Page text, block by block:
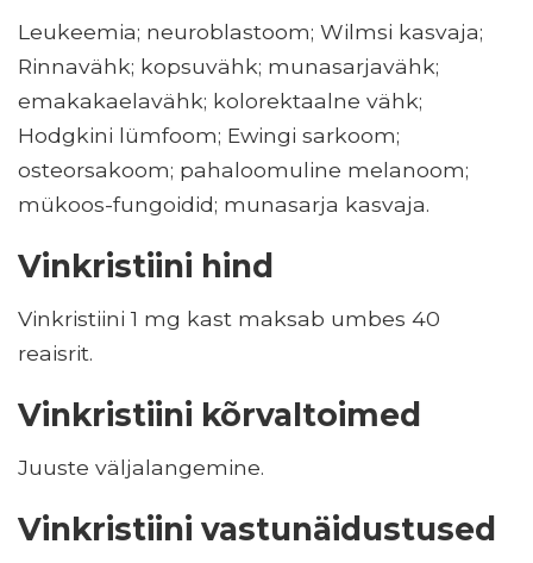
Leukeemia; neuroblastoom; Wilmsi kasvaja;
Rinnavähk; kopsuvähk; munasarjavähk;
emakakaelavähk; kolorektaalne vähk;
Hodgkini lümfoom; Ewingi sarkoom;
osteorsakoom; pahaloomuline melanoom;
mükoos-fungoidid; munasarja kasvaja.
Vinkristiini hind
Vinkristiini 1 mg kast maksab umbes 40
reaisrit.
Vinkristiini kõrvaltoimed
Juuste väljalangemine.
Vinkristiini vastunäidustused